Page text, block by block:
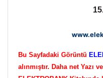
Bu Sayfadaki Görüntü
alınmıştır. Daha net Yazı